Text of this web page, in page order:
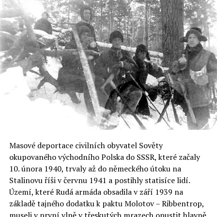
Tančíky eskadron průzkumných tanků jezdeckých brigád
byly zpravidla všechny s kulometnou výzbrojí, ale 71.
obrněná korouhev patřila mezi dvojici výjimek. Měla
devět kulometných TK-3 a čtyři kanonové TKS. A právě
na kanonovém TKS sloužil v září 1939 Edmund Roman
Orlik jako velitel vozidla, druhým členem posádky a
řidičem tančíku byl Bronisław Zakrzewski.
V zářijových hektických dnech se stal Orlik
nejúspěšnějším polským tankistou, často se uvádí, že se
stal vůbec prvním tankovým esem druhé světové války.
Zdroje se liší ve kvantifikaci jeho úspěchů, na svém kontě
by měl mít deset či třináct zničených německých tanků.
V každém případě je však korektnější klasifikovat ty
tanky jako vyřazené z boje, neboť z celkových téměř
sedmi stovek v Polsku ztracených německých tanků jich
bylo následně více než čtyři sta opraveno a opět
uvedeno do služby.
Masové deportace civilních obyvatel Sověty
okupovaného východního Polska do SSSR, které začaly
10. února 1940, trvaly až do německého útoku na
Stalinovu říši v červnu 1941 a postihly statisíce lidí.
Území, které Rudá armáda obsadila v září 1939 na
základě tajného dodatku k paktu Molotov – Ribbentrop,